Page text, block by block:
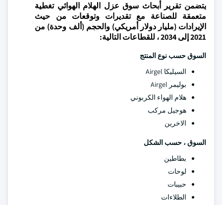
يتضمن تقرير أبحاث سوق عزل الهلام الهوائي تغطية
متعمقة للصناعة مع تقديرات وتوقعات من حيث
الإيرادات (مليار دولار أمريكي) والحجم (ألف وحدة) من
2021 إلى 2034 ، للقطاعات التالية:
السوق حسب نوع المنتج
السيليكا Airgel
بوليمر Airgel
هلام الهواء الكربوني
هوجيل مركب
الاخرين
السوق ، حسب الشكل
بطاطين
لوحات
حبيبات
الطلاءات